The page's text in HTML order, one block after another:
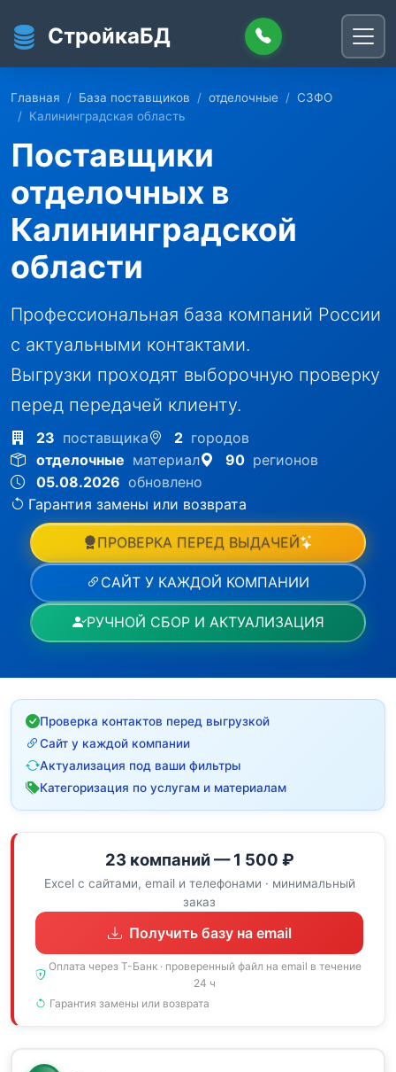
СтройкаБД
Главная База поставщиков отделочные
СЗФО
Калининградская область
Поставщики
отделочных в
Калининградской
области
Профессиональная база компаний России
с актуальными контактами.
Выгрузки проходят выборочную проверку
перед передачей клиенту.
23 поставщика 2 городов
отделочные материал 90 регионов
05.08.2026 обновлено
Гарантия замены или возврата
ПРОВЕРКА ПЕРЕД ВЫДАЧЕЙ
САЙТ У КАЖДОЙ КОМПАНИИ
РУЧНОЙ СБОР И АКТУАЛИЗАЦИЯ
Проверка контактов перед выгрузкой
Сайт у каждой компании
Актуализация под ваши фильтры
Категоризация по услугам и материалам
23 компаний — 1 500 ₽
Excel с сайтами, email и телефонами · минимальный
заказ
Получить базу на email
Оплата через Т-Банк · проверенный файл на email в течение
24 ч
Гарантия замены или возврата